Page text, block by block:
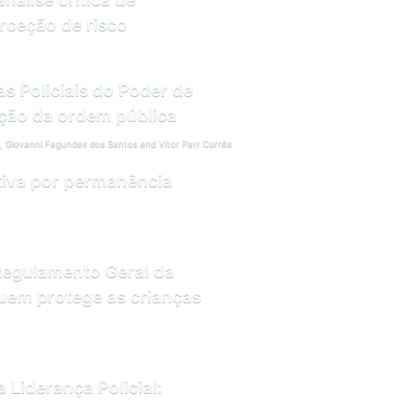
de risco
Policiais do Poder de
da ordem pública
Fagundes dos Santos and Vitor Parr Corrêa
por permanência
Geral da
protege as crianças
Liderança Policial: